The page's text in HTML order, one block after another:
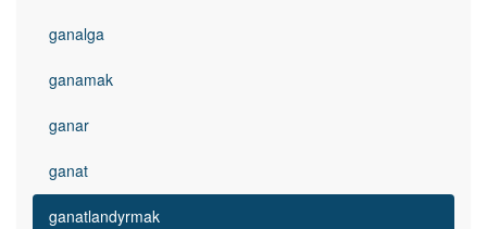
ganalga
ganamak
ganar
ganat
ganatlandyrmak